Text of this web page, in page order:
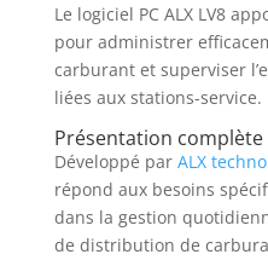
Le logiciel PC ALX LV8
pour administrer
carburant et superviser
liées aux stations-service.
Présentation complète
Développé par ALX
répond aux besoins
dans la gestion
de distribution de